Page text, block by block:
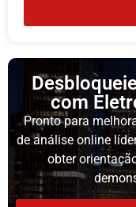
com
Pronto para
de análise online
obter